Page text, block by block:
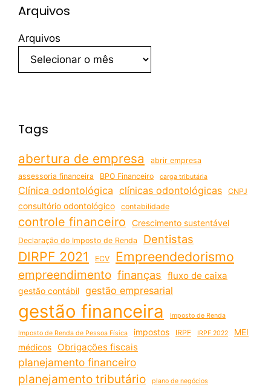
Arquivos
Arquivos
Tags
abertura de empresa
abrir empresa
assessoria financeira
BPO Financeiro carga tributária
Clínica odontológica clínicas odontológicas CNPJ
consultório odontológico contabilidade
controle financeiro Crescimento sustentável
Declaração do Imposto de Renda Dentistas
DIRPF 2021 ECV Empreendedorismo
empreendimento finanças fluxo de caixa
gestão contábil gestão empresarial
gestão financeira Imposto de Renda
Imposto de Renda de Pessoa Física impostos IRPF IRPF 2022
MEI
médicos
Obrigações fiscais
planejamento financeiro
planejamento tributário plano de negócios